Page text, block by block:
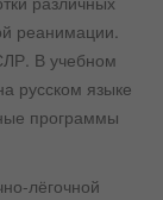
реанимации.
В учебном
русском языке
программы
лёгочной